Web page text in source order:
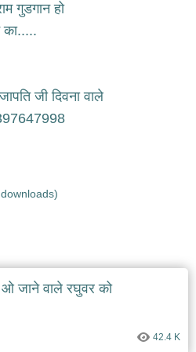
गुडगान हो
का.....
जी दिवना वाले
ओ जाने वाले रघुवर को
42.4 K